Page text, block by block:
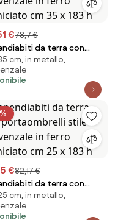
€78,7 €
da terra con
stile provenzale
verniciato cm 35 x 183 h
cm, in metallo,
€82,17 €
da terra con
stile provenzale
verniciato cm 25 x 183 h
cm, in metallo,